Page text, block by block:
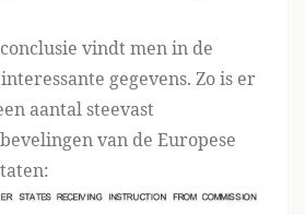
vindt men in de
gegevens. Zo is er
aantal steevast
van de Europese